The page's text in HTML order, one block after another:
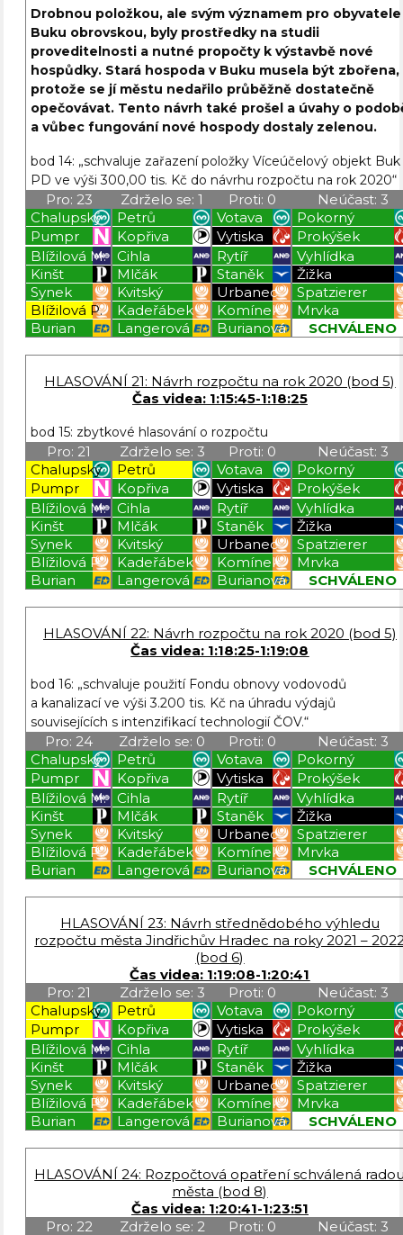
Drobnou položkou, ale svým významem pro obyvatele
Buku obrovskou, byly prostředky na studii
proveditelnosti a nutné propočty k výstavbě nové
hospůdky. Stará hospoda v Buku musela být zbořena,
protože se jí městu nedařilo průběžně dostatečně
opečovávat. Tento návrh také prošel a úvahy o
a vůbec fungování nové hospody dostaly zelenou.
bod 14: „schvaluje zařazení položky Víceúčelový objekt Buk
PD ve výši 300,00 tis. Kč do návrhu rozpočtu na rok 2020“
Pro: 23 Zdrželo se: 1 Proti: 0
Neúčast: 3
Chalupský
Petrů Votava
Pokorný
Pumpr
Kopřiva Vytiska
Prokýšek
Blížilová M.
Cihla Rytíř
Vyhlídka
Kinšt
Mlčák Staněk
Žižka
Synek
Kvitský Urbanec
Spatzierer
Blížilová P.
Kadeřábek Komínek
Mrvka
Burian
Langerová Burianová
SCHVÁLENO
HLASOVÁNÍ 21: Návrh rozpočtu na rok 2020 (bod 5)
Čas videa: 1:15:45-1:18:25
bod 15: zbytkové hlasování o rozpočtu
Pro: 21 Zdrželo se: 3 Proti: 0
Neúčast: 3
Chalupský
Petrů Votava
Pokorný
Pumpr
Kopřiva Vytiska
Prokýšek
Blížilová M.
Cihla Rytíř
Vyhlídka
Kinšt
Mlčák Staněk
Žižka
Synek
Kvitský Urbanec
Spatzierer
Blížilová P.
Kadeřábek Komínek
Mrvka
Burian
Langerová Burianová
SCHVÁLENO
HLASOVÁNÍ 22: Návrh rozpočtu na rok 2020 (bod 5)
Čas videa: 1:18:25-1:19:08
bod 16: „schvaluje použití Fondu obnovy vodovodů
a kanalizací ve výši 3.200 tis. Kč na úhradu výdajů
souvisejících s intenzifikací technologií ČOV.“
Pro: 24 Zdrželo se: 0 Proti: 0
Neúčast: 3
Chalupský
Petrů Votava
Pokorný
Pumpr
Kopřiva Vytiska
Prokýšek
Blížilová M.
Cihla Rytíř
Vyhlídka
Kinšt
Mlčák Staněk
Žižka
Synek
Kvitský Urbanec
Spatzierer
Blížilová P.
Kadeřábek Komínek
Mrvka
Burian
Langerová Burianová
SCHVÁLENO
HLASOVÁNÍ 23: Návrh střednědobého výhledu
rozpočtu města Jindřichův Hradec na roky 2021 –
(bod 6)
Čas videa: 1:19:08-1:20:41
Pro: 21
Zdrželo se: 3 Proti: 0
Neúčast: 3
Chalupský
Petrů Votava
Pokorný
Pumpr
Kopřiva Vytiska
Prokýšek
Blížilová M.
Cihla Rytíř
Vyhlídka
Kinšt
Mlčák Staněk
Žižka
Synek
Kvitský Urbanec
Spatzierer
Blížilová P.
Kadeřábek Komínek
Mrvka
Burian
Langerová Burianová
SCHVÁLENO
HLASOVÁNÍ 24: Rozpočtová opatření schválená
města (bod 8)
Čas videa: 1:20:41-1:23:51
Pro: 22
Zdrželo se: 2 Proti: 0 Neúčast: 3